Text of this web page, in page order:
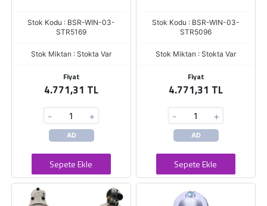
Stok Kodu : BSR-WIN-03-
STR5169
Stok Miktarı : Stokta Var
Fiyat
4.771,31 TL
- +
AD
Sepete Ekle
Stok Kodu : BSR-WIN-03-
STR5096
Stok Miktarı : Stokta Var
Fiyat
4.771,31 TL
- +
AD
Sepete Ekle